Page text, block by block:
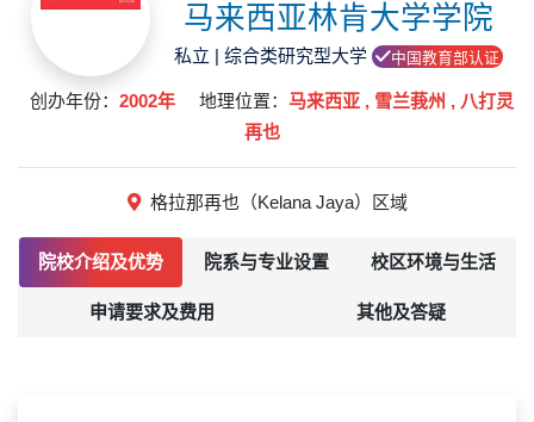
马来西亚林肯大学学院
私立 | 综合类研究型大学 中国教育部认证
创办年份： 2002年 地理位置： 马来西亚 , 雪兰莪州 , 八打灵
再也
格拉那再也（Kelana Jaya）区域
院校介绍及优势 院系与专业设置 校区环境与生活
申请要求及费用 其他及答疑